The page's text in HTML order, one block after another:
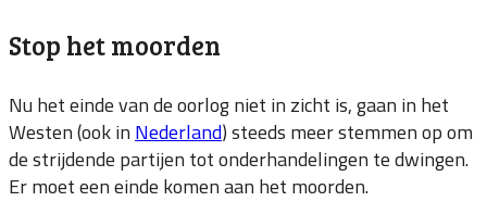
Stop het moorden
Nu het einde van de oorlog niet in zicht is, gaan in het
Westen (ook in Nederland) steeds meer stemmen op om
de strijdende partijen tot onderhandelingen te dwingen.
Er moet een einde komen aan het moorden.